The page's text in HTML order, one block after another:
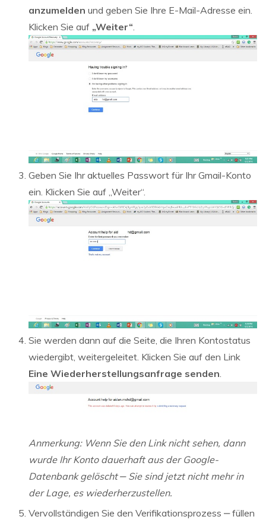
anzumelden und geben Sie Ihre E-Mail-Adresse ein.
Klicken Sie auf „Weiter“
Geben Sie Ihr aktuelles Passwort für Ihr Gmail-Konto
ein. Klicken Sie auf „Weiter“.
Sie werden dann auf die Seite, die Ihren Kontostatus
wiedergibt, weitergeleitet. Klicken Sie auf den Link
Eine Wiederherstellungsanfrage senden.
Anmerkung: Wenn Sie den Link nicht sehen, dann
wurde Ihr Konto dauerhaft aus der Google-
Datenbank gelöscht ‒ Sie sind jetzt nicht mehr in
der Lage, es wiederherzustellen.
Vervollständigen Sie den Verifikationsprozess ‒ füllen